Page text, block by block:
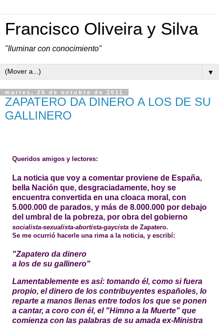
Francisco Oliveira y Silva
"Iluminar con conocimiento"
▼
martes, 25 de octubre de 2011
ZAPATERO DA DINERO A LOS DE SU
GALLINERO
Queridos amigos y lectores:
La noticia que voy a comentar proviene de España,
bella Nación que, desgraciadamente, hoy se
encuentra convertida en una cloaca moral, con
5.000.000 de parados, y más de 8.000.000 por debajo
del umbral de la pobreza, por obra del gobierno
socialista-sexualista-abortista-gaycista de Zapatero.
Se me ocurrió hacerle una rima a la noticia, y escribí:
"Zapatero da dinero
a los de su gallinero"
Lamentablemente es así: tomando él, como si fuera
propio, el dinero de los contribuyentes españoles, lo
reparte a manos llenas entre todos los que se ponen
a cantar, a coro con él, el "Himno a la Muerte" que
comienza con las palabras de su amada ex-Ministra